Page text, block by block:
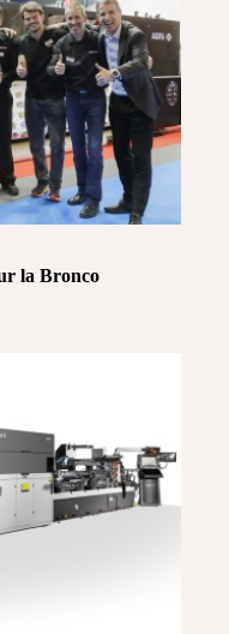
la Bronco